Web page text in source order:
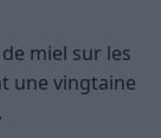
miel sur les
une vingtaine